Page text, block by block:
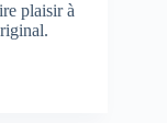
plaisir à